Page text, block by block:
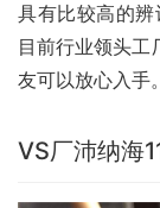
具有比较高的
目前行业领头工
友可以放心入手。
VS厂沛纳海